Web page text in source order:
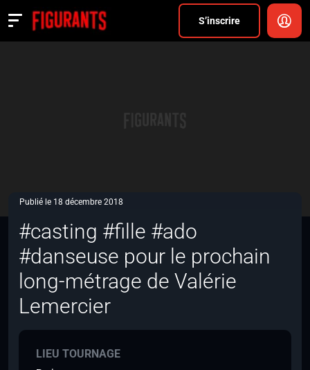
S’inscrire
Actualités
Publié le 18 décembre 2018
#casting #fille #ado
#danseuse pour le prochain
long-métrage de Valérie
Lemercier
LIEU TOURNAGE